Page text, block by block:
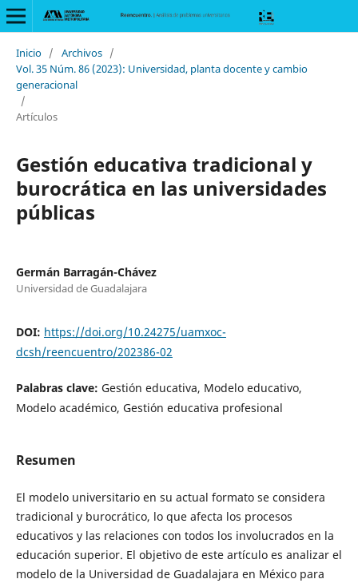
Inicio / Archivos /
Vol. 35 Núm. 86 (2023): Universidad, planta docente y cambio
generacional
/
Artículos
Gestión educativa tradicional y
burocrática en las universidades
públicas
Germán Barragán-Chávez
Universidad de Guadalajara
DOI: https://doi.org/10.24275/uamxoc-
dcsh/reencuentro/202386-02
Palabras clave: Gestión educativa, Modelo educativo,
Modelo académico, Gestión educativa profesional
Resumen
El modelo universitario en su actual formato se considera
tradicional y burocrático, lo que afecta los procesos
educativos y las relaciones con todos los involucrados en la
educación superior. El objetivo de este artículo es analizar el
modelo de la Universidad de Guadalajara en México para